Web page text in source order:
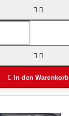
 
 
 In den Warenkorb